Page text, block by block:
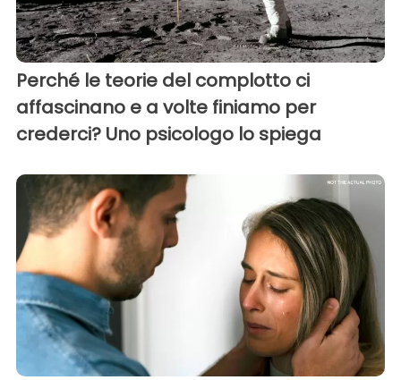
Perché le teorie del complotto ci
affascinano e a volte finiamo per
crederci? Uno psicologo lo spiega